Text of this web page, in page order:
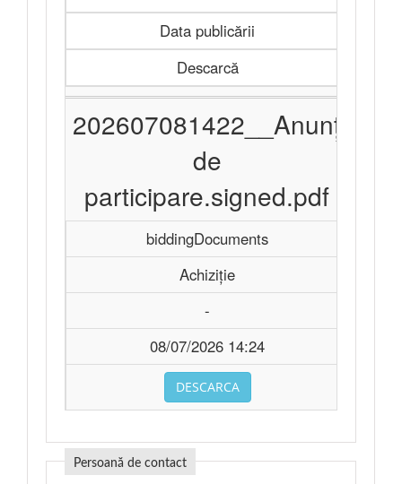
Data publicării
Descarcă
202607081422__Anunț
de
participare.signed.pdf
biddingDocuments
Achiziție
-
08/07/2026 14:24
DESCARCA
Persoană de contact